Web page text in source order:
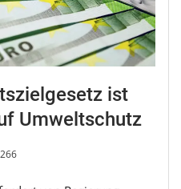
ist
Umweltschutz
266